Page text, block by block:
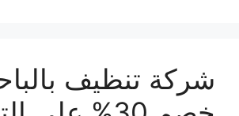
شركة تنظيف